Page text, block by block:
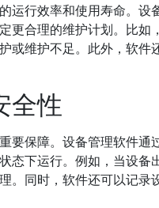
运行效率和使用寿命。设
更合理的维护计划。比
或维护不足。此外，软
全性
要保障。设备管理软件通
态下运行。例如，当设
。同时，软件还可以记